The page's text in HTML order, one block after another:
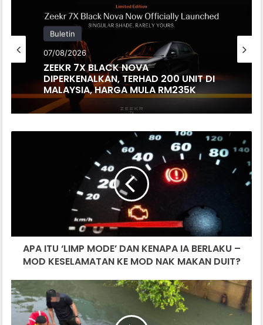
Buletin
07/08/2026
ZEEKR 7X BLACK NOVA
DIPERKENALKAN, TERHAD 200 UNIT DI
MALAYSIA, HARGA MULA RM235K
Buletin
07/08/2026
SUZUKI LANTIK CARSOME SEBAGAI
RAKAN DAGANGAN TUKAR BELI RASMI
–
MOD
KESELAMATAN
MOD
NAK
MAKAN
DUIT?
APA ITU ‘LIMP MODE’ DAN KENAPA IA BERLAKU –
MOD KESELAMATAN KE MOD NAK MAKAN DUIT?
VELLFIRE
TENGGELAM
DALAM
PARIT,